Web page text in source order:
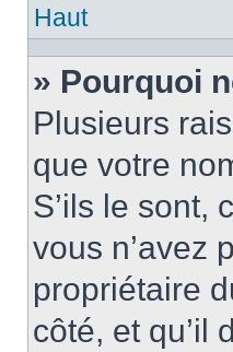
Haut
» Pourquoi
Plusieurs
que votre
S’ils le sont,
vous n’avez
propriétaire
côté, et qu’il